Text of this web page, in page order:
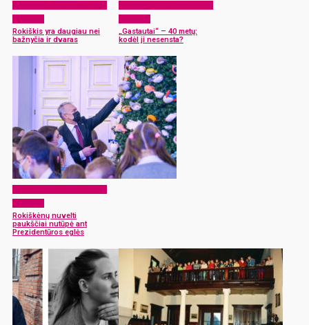
Rokiškis yra daugiau nei
bažnyčia ir dvaras
„Gastautai“ – 40 metų:
kodėl ji nesensta?
Rokiškėnų nuvelti
paukščiai nutūpė ant
Prezidentūros eglės